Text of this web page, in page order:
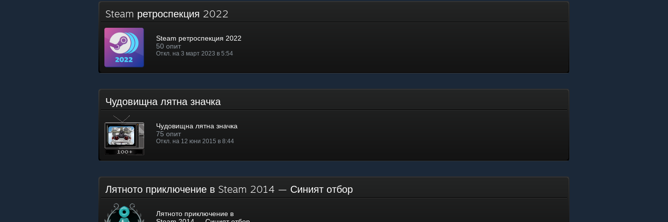
Steam ретроспекция 2022
Steam ретроспекция 2022
50 опит
Откл. на 3 март 2023 в 5:54
Чудовищна лятна значка
Чудовищна лятна значка
75 опит
Откл. на 12 юни 2015 в 8:44
Лятното приключение в Steam 2014 — Синият отбор
Лятното приключение в